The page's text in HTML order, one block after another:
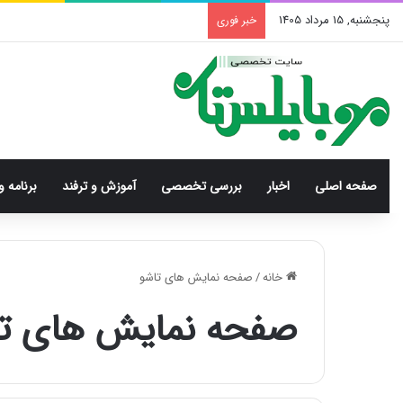
پنجشنبه, 15 مرداد 1405 خبر فوری
صفحه اصلی اخبار بررسی‌ تخصصی آموزش و ترفند برنامه
خانه/صفحه نمایش های تاشو
صفحه نمایش های